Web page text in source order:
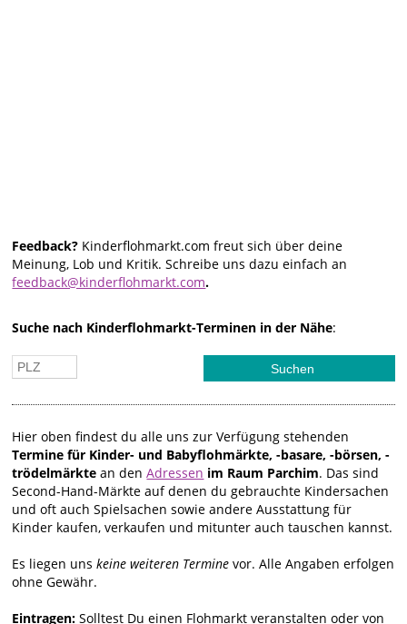
Feedback? Kinderflohmarkt.com freut sich über deine
Meinung, Lob und Kritik. Schreibe uns dazu einfach an
feedback@kinderflohmarkt.com.
Suche nach Kinderflohmarkt-Terminen in der Nähe:
Hier oben findest du alle uns zur Verfügung stehenden
Termine für Kinder- und Babyflohmärkte, -basare, -börsen, -
trödelmärkte an denAdressen im Raum Parchim. Das sind
Second-Hand-Märkte auf denen du gebrauchte Kindersachen
und oft auch Spielsachen sowie andere Ausstattung für
Kinder kaufen, verkaufen und mitunter auch tauschen kannst.
Es liegen unskeine weiteren Termine vor. Alle Angaben erfolgen
ohne Gewähr.
Eintragen:Solltest Du einen Flohmarkt veranstalten oder von